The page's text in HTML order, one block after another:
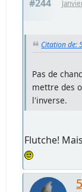
#244
Citation de:
Pas de
mettre des
l'inverse.
Flutche!